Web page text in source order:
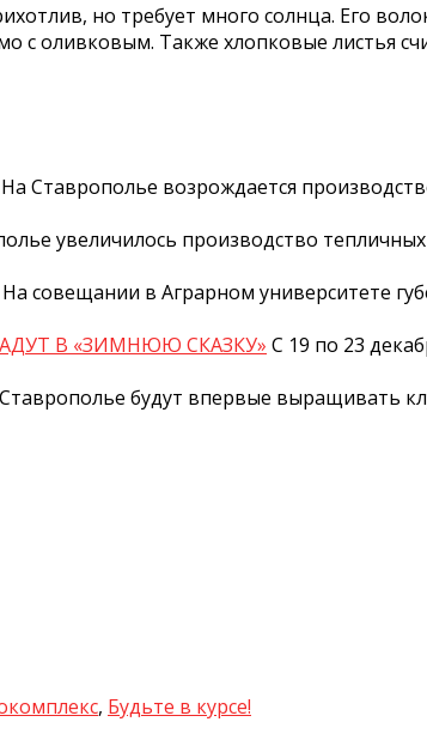
но требует много солнца. Его
с оливковым. Также хлопковые листья
На Ставрополье возрождается
увеличилось производство
На совещании в Аграрном университете
В «ЗИМНЮЮ СКАЗКУ» С 19 по 23
будут впервые выращивать
, Будьте в курсе!